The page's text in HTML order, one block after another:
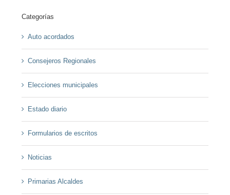
Categorías
Auto acordados
Consejeros Regionales
Elecciones municipales
Estado diario
Formularios de escritos
Noticias
Primarias Alcaldes